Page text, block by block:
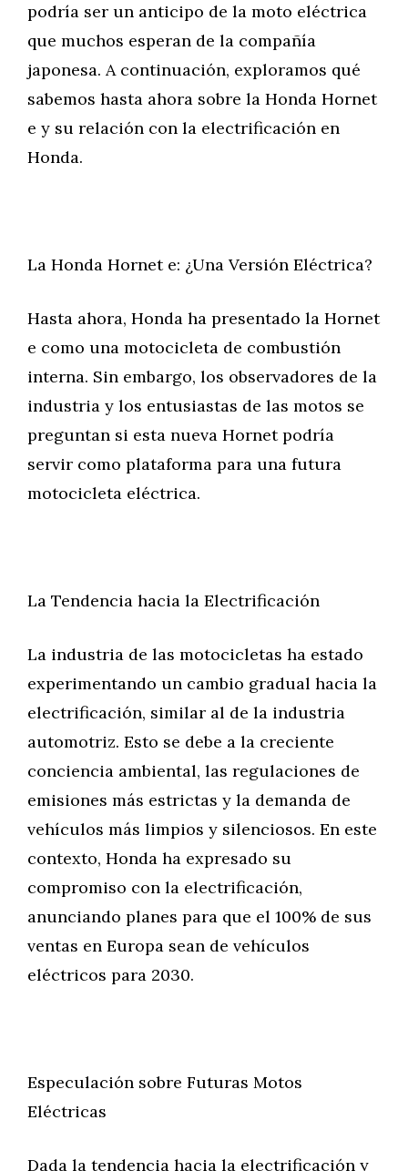
podría ser un anticipo de la moto eléctrica
que muchos esperan de la compañía
japonesa. A continuación, exploramos qué
sabemos hasta ahora sobre la Honda Hornet
e y su relación con la electrificación en
Honda.
La Honda Hornet e: ¿Una Versión Eléctrica?
Hasta ahora, Honda ha presentado la Hornet
e como una motocicleta de combustión
interna. Sin embargo, los observadores de la
industria y los entusiastas de las motos se
preguntan si esta nueva Hornet podría
servir como plataforma para una futura
motocicleta eléctrica.
La Tendencia hacia la Electrificación
La industria de las motocicletas ha estado
experimentando un cambio gradual hacia la
electrificación, similar al de la industria
automotriz. Esto se debe a la creciente
conciencia ambiental, las regulaciones de
emisiones más estrictas y la demanda de
vehículos más limpios y silenciosos. En este
contexto, Honda ha expresado su
compromiso con la electrificación,
anunciando planes para que el 100% de sus
ventas en Europa sean de vehículos
eléctricos para 2030.
Especulación sobre Futuras Motos
Eléctricas
Dada la tendencia hacia la electrificación y